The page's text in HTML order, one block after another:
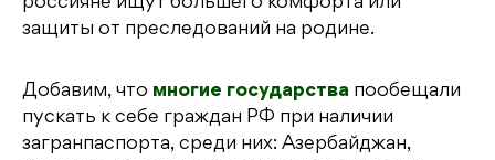
россияне ищут большего комфорта или
защиты от преследований на родине.
Добавим, что многие государства пообещали
пускать к себе граждан РФ при наличии
загранпаспорта, среди них: Азербайджан,